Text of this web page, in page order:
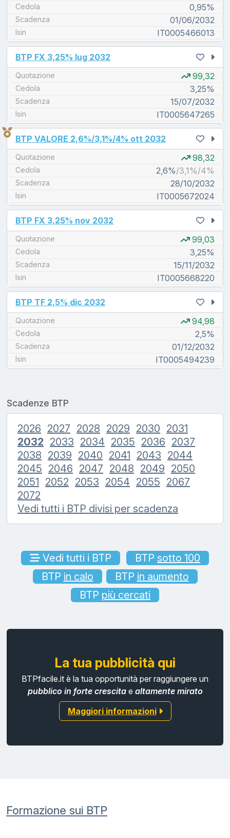
Cedola 0,95%
Scadenza 01/06/2032
Isin IT0005466013
unread messages
BTP FX 3,25% lug 2032
Quotazione 99,32
Cedola 3,25%
Scadenza 15/07/2032
Isin IT0005647265
3° BTP più cercato oggi
unread messages
BTP VALORE 2,6%/3,1%/4% ott 2032
Quotazione 98,32
Cedola 2,6%/3,1%/4%
Scadenza 28/10/2032
Isin IT0005672024
unread messages
BTP FX 3,25% nov 2032
Quotazione 99,03
Cedola 3,25%
Scadenza 15/11/2032
Isin IT0005668220
unread messages
BTP TF 2,5% dic 2032
Quotazione 94,98
Cedola 2,5%
Scadenza 01/12/2032
Isin IT0005494239
Scadenze BTP
2026 2027 2028 2029 2030 2031
2032 2033 2034 2035 2036 2037
2038 2039 2040 2041 2043 2044
2045 2046 2047 2048 2049 2050
2051 2052 2053 2054 2055 2067
2072
Vedi tutti i BTP divisi per scadenza
Vedi tutti i BTP BTP sotto 100
BTP in calo BTP in aumento
BTP più cercati
La tua pubblicità qui
BTPfacile.it è la tua opportunità per raggiungere un
pubblico in forte crescitae altamente mirato
Maggiori informazioni
Formazione sui BTP